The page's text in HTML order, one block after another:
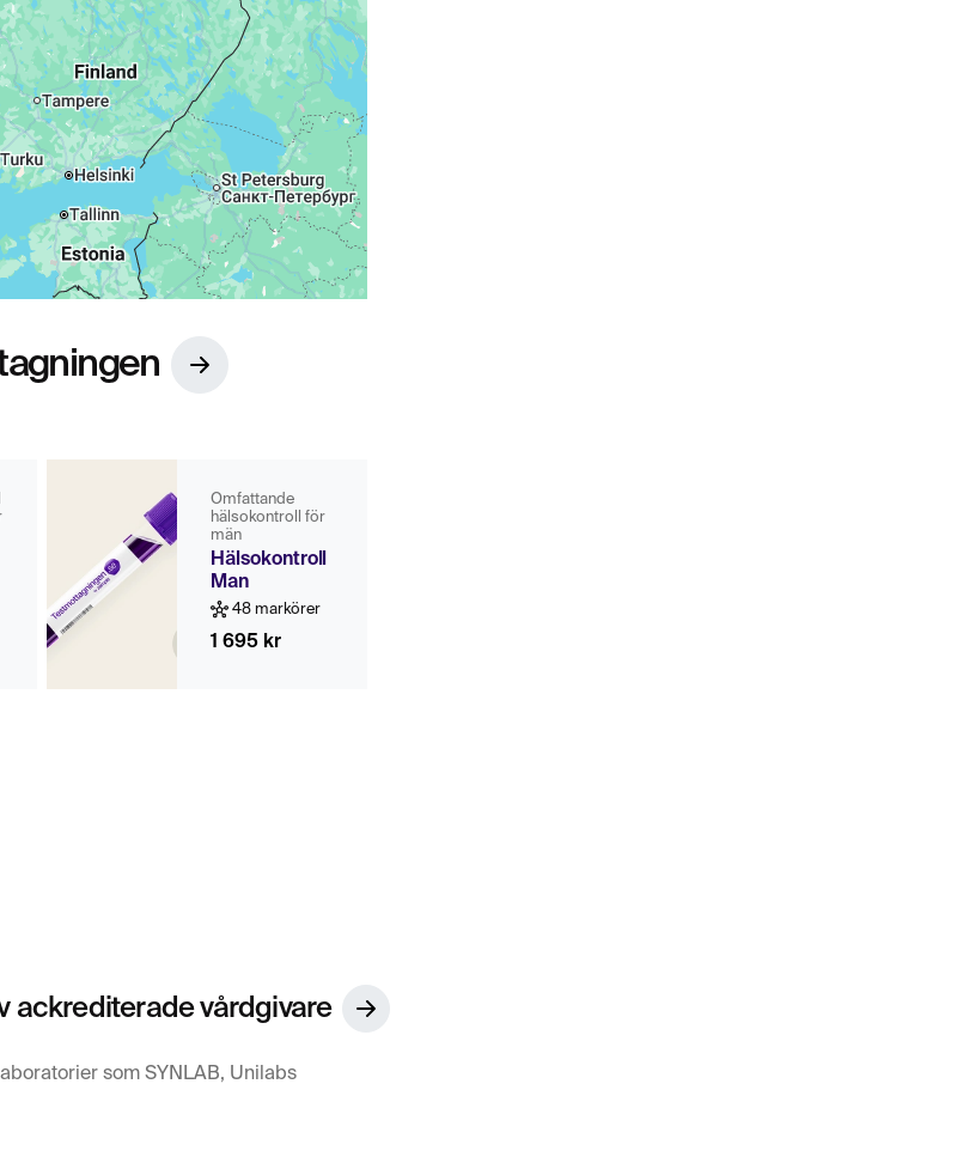
Omfattande
hälsokontroll för
män
Hälsokontroll
Man
48 markörer
1 695 kr
ackrediterade vårdgivare
som SYNLAB, Unilabs